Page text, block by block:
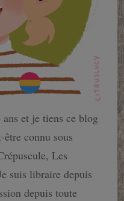
et je tiens ce blog
être connu sous
Les
suis libraire depuis
depuis toute